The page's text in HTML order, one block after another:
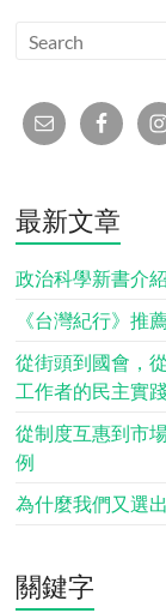
最新文章
政治科學新書介
《台灣紀行》推
從街頭到國會，
工作者的民主實
從制度互惠到市
例
為什麼我們又選
關鍵字